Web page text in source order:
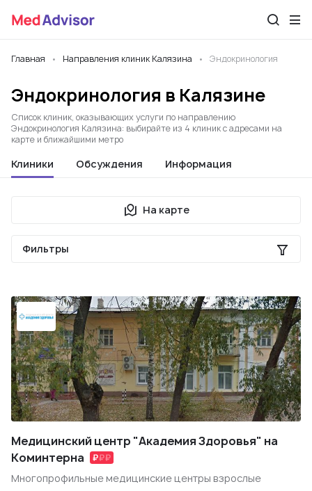
Главная Направления клиник Калязина Эндокринология
Эндокринология в Калязине
Список клиник, оказывающих услуги по направлению
Эндокринология Калязина: выбирайте из 4 клиник с адресами на
карте и ближайшими метро
Клиники Обсуждения Информация
На карте
Фильтры
Медицинский центр "Академия Здоровья" на
Коминтерна
Многопрофильные медицинские центры взрослые